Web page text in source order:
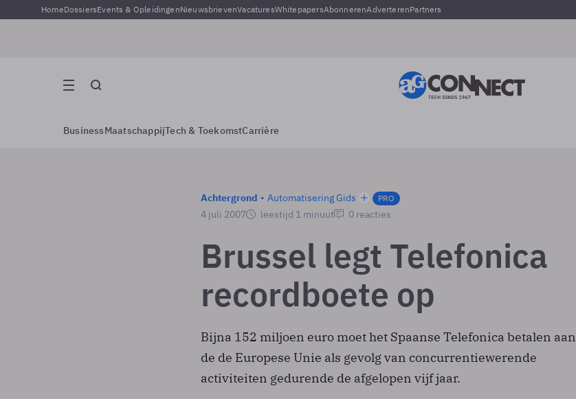
HomeDossiersEvents & OpleidingenNieuwsbrievenVacaturesWhitepapersAbonnerenAdverterenPartners
BusinessMaatschappijTech & ToekomstCarrière
Achtergrond Automatisering Gids PRO
4 juli 2007 leestijd 1 minuut 0 reacties
Brussel legt Telefonica
recordboete op
Bijna 152 miljoen euro moet het Spaanse Telefonica betalen aan
de de Europese Unie als gevolg van concurrentiewerende
activiteiten gedurende de afgelopen vijf jaar.